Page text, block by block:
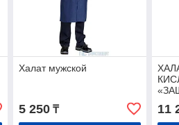
Халат мужской
5 250₸ 11